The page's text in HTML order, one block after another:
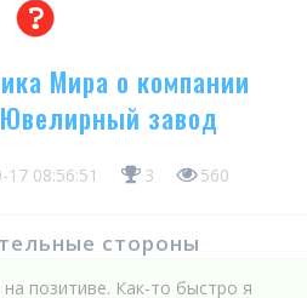
Мира о компании
завод
17 08:56:51 3 560
стороны
позитиве. Как-то быстро я